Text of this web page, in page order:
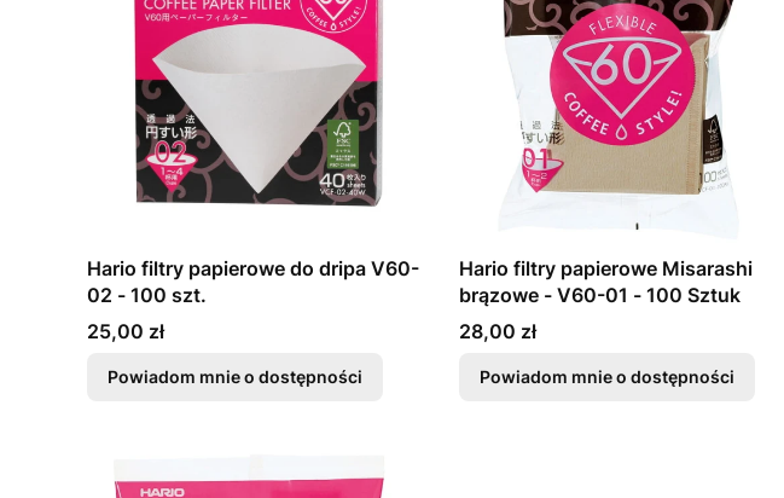
Hario filtry papierowe do dripa V60-
02 - 100 szt.
Cena
25,00 zł
Powiadom mnie o dostępności
Hario filtry papierowe Misarashi
brązowe - V60-01 - 100 Sztuk
Cena
28,00 zł
Powiadom mnie o dostępności